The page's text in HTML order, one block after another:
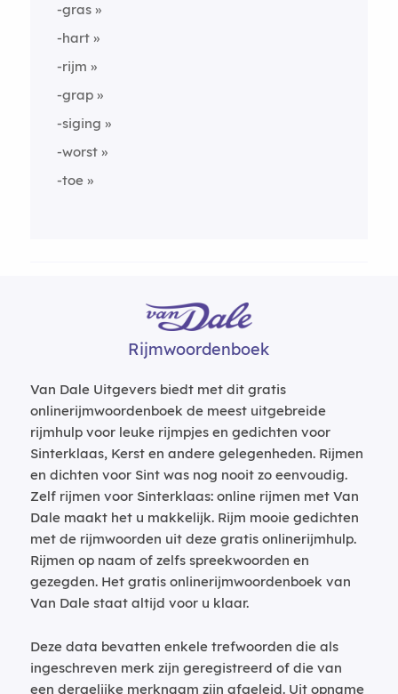
-gras
-hart
-rijm
-grap
-siging
-worst
-toe
Rijmwoordenboek
Van Dale Uitgevers biedt met dit gratis
onlinerijmwoordenboek de meest uitgebreide
rijmhulp voor leuke rijmpjes en gedichten voor
Sinterklaas, Kerst en andere gelegenheden. Rijmen
en dichten voor Sint was nog nooit zo eenvoudig.
Zelf rijmen voor Sinterklaas: online rijmen met Van
Dale maakt het u makkelijk. Rijm mooie gedichten
met de rijmwoorden uit deze gratis onlinerijmhulp.
Rijmen op naam of zelfs spreekwoorden en
gezegden. Het gratis onlinerijmwoordenboek van
Van Dale staat altijd voor u klaar.
Deze data bevatten enkele trefwoorden die als
ingeschreven merk zijn geregistreerd of die van
een dergelijke merknaam zijn afgeleid. Uit opname